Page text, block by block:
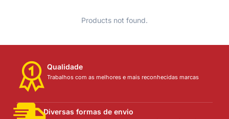
Products not found.
Qualidade
Trabalhos com as melhores e mais reconhecidas marcas
Diversas formas de envio